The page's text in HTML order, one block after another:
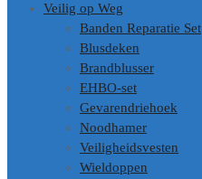
Veilig op Weg
Banden Reparatie Set
Blusdeken
Brandblusser
EHBO-set
Gevarendriehoek
Noodhamer
Veiligheidsvesten
Wieldoppen